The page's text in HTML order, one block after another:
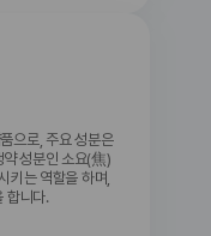
으로, 주요 성분은
성분인 소요(焦)
키는 역할을 하며,
합니다.